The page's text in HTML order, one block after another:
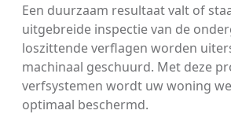
Een duurzaam resultaat valt of
uitgebreide inspectie van de
loszittende verflagen worden
machinaal geschuurd. Met deze
verfsystemen wordt uw woning
optimaal beschermd.